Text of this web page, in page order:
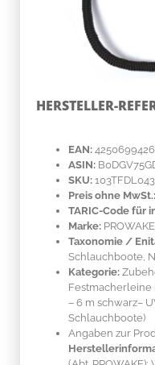
HERSTELLER-
EAN:
ASIN:
SKU:
Preis ohne MwSt.:
TARIC-Code für
Marke:
Taxonomie /
Schlauchboote,
Kategorie:
Festmacherleine
– 6 m schwarz–
Schlauchboote)
Angaben zur